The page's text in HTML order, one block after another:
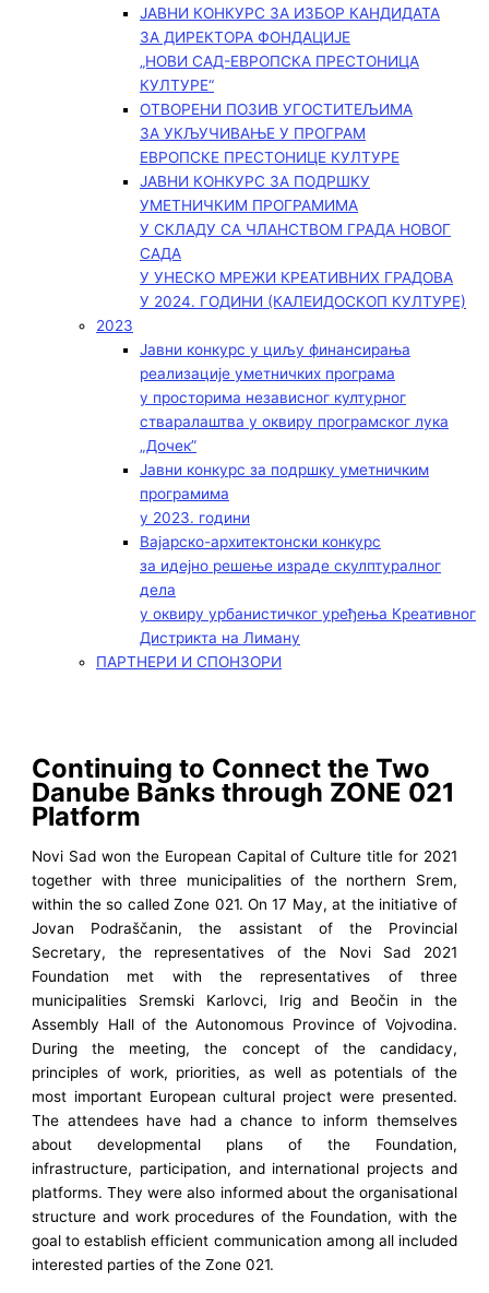
ЈАВНИ КОНКУРС ЗА ИЗБОР КАНДИДАТА
ЗА ДИРЕКТОРА ФОНДАЦИЈЕ
„НОВИ САД-ЕВРОПСКА ПРЕСТОНИЦА
КУЛТУРЕ“
ОТВОРЕНИ ПОЗИВ УГОСТИТЕЉИМА
ЗА УКЉУЧИВАЊЕ У ПРОГРАМ
ЕВРОПСКЕ ПРЕСТОНИЦЕ КУЛТУРЕ
ЈАВНИ КОНКУРС ЗА ПОДРШКУ
УМЕТНИЧКИМ ПРОГРАМИМА
У СКЛАДУ СА ЧЛАНСТВОМ ГРАДА НОВОГ
САДА
У УНЕСКО МРЕЖИ КРЕАТИВНИХ ГРАДОВА
У 2024. ГОДИНИ (КАЛЕИДОСКОП КУЛТУРЕ)
2023
Јавни конкурс у циљу финансирања
реализације уметничких програма
у просторима независног културног
стваралаштва у оквиру програмског лука
„Дочек”
Јавни конкурс за подршку уметничким
програмима
у 2023. години
Вајарско-архитектонски конкурс
за идејно решење израде скулптуралног
дела
у оквиру урбанистичког уређења Креативног
Дистрикта на Лиману
ПАРТНЕРИ И СПОНЗОРИ
Continuing to Connect the Two
Danube Banks through ZONE 021
Platform
Novi Sad won the European Capital of Culture title for 2021
together with three municipalities of the northern Srem,
within the so called Zone 021. On 17 May, at the initiative of
Jovan Podraščanin, the assistant of the Provincial
Secretary, the representatives of the Novi Sad 2021
Foundation met with the representatives of three
municipalities Sremski Karlovci, Irig and Beočin in the
Assembly Hall of the Autonomous Province of Vojvodina.
During the meeting, the concept of the candidacy,
principles of work, priorities, as well as potentials of the
most important European cultural project were presented.
The attendees have had a chance to inform themselves
about developmental plans of the Foundation,
infrastructure, participation, and international projects and
platforms. They were also informed about the organisational
structure and work procedures of the Foundation, with the
goal to establish efficient communication among all included
interested parties of the Zone 021.